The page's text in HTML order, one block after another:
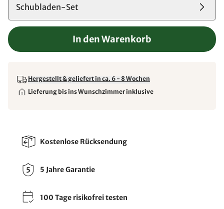
Schubladen-Set
In den Warenkorb
Hergestellt & geliefert in ca. 6 - 8 Wochen
Lieferung bis ins Wunschzimmer inklusive
Kostenlose Rücksendung
5 Jahre Garantie
100 Tage risikofrei testen